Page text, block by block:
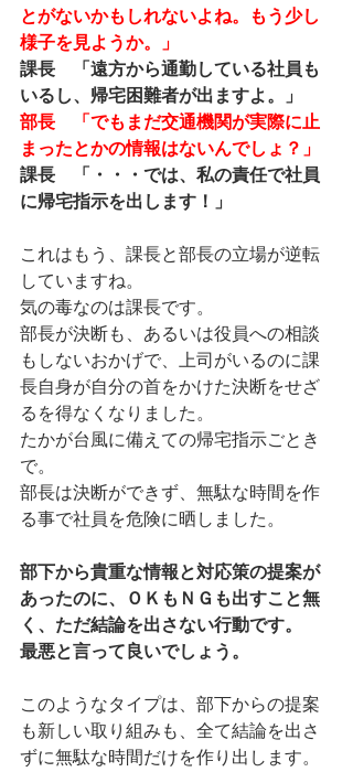
とがないかもしれないよね。もう少し
様子を見ようか。」
課長　「遠方から通勤している社員も
いるし、帰宅困難者が出ますよ。」
部長　「でもまだ交通機関が実際に止
まったとかの情報はないんでしょ？」
課長　「・・・では、私の責任で社員
に帰宅指示を出します！」
これはもう、課長と部長の立場が逆転
していますね。
気の毒なのは課長です。
部長が決断も、あるいは役員への相談
もしないおかげで、上司がいるのに課
長自身が自分の首をかけた決断をせざ
るを得なくなりました。
たかが台風に備えての帰宅指示ごとき
で。
部長は決断ができず、無駄な時間を作
る事で社員を危険に晒しました。
部下から貴重な情報と対応策の提案が
あったのに、ＯＫもＮＧも出すこと無
く、ただ結論を出さない行動です。
最悪と言って良いでしょう。
このようなタイプは、部下からの提案
も新しい取り組みも、全て結論を出さ
ずに無駄な時間だけを作り出します。